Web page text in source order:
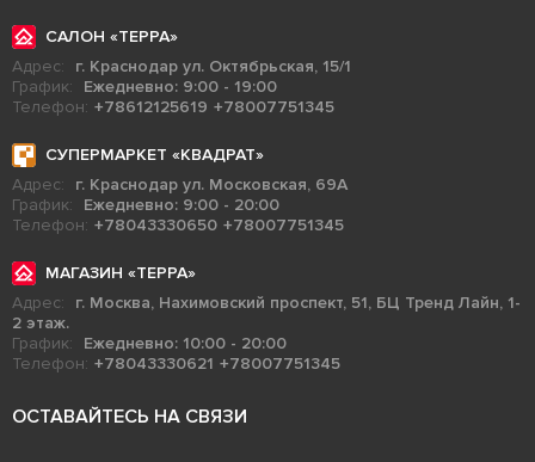
САЛОН «ТЕРРА»
Адрес:
г. Краснодар ул. Октябрьская, 15/1
График:
Ежедневно: 9:00 - 19:00
Телефон: +78612125619 +78007751345
СУПЕРМАРКЕТ «КВАДРАТ»
Адрес:
г. Краснодар ул. Московская, 69А
График:
Ежедневно: 9:00 - 20:00
Телефон: +78043330650 +78007751345
МАГАЗИН «ТЕРРА»
Адрес:
г. Москва, Нахимовский проспект, 51, БЦ Тренд Лайн, 1-
2 этаж.
График:
Ежедневно: 10:00 - 20:00
Телефон: +78043330621 +78007751345
ОСТАВАЙТЕСЬ НА СВЯЗИ